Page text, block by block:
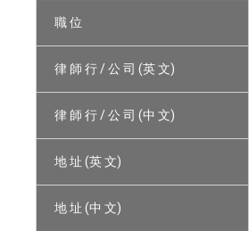
職 位
律 師 行 / 公 司 (英 文)
律 師 行 / 公 司 (中 文)
地 址 (英 文)
地 址 (中 文)